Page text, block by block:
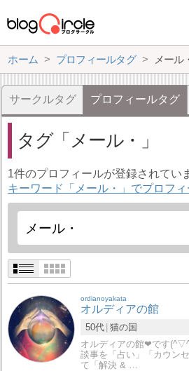
ホーム プロフィールタグ メール・
サークルタグ プロフィールタグ
タグ メール・
1件のプロフィールが登録されてい
キーワード「メール・」でプロフ
ordianoyakata
オルディアの館
50代 猫の国
オルディアの館❤です
談事を「占い」「カウン
て「解決 & …